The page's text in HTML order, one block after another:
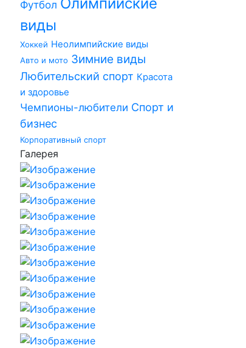
Футбол
виды
Хоккей Неолимпийские виды
Авто и мото Зимние виды
Любительский спорт Красота
и здоровье
Чемпионы-любители Спорт и
бизнес
Корпоративный спорт
Галерея